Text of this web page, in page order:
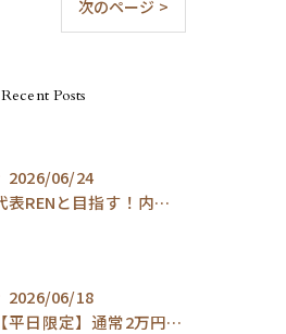
次のページ >
Recent Posts
2026/06/24
代表RENと目指す！内臓ケア×ウォーキングで叶える「疲れ知らずの健康体」
2026/06/18
【平日限定】通常2万円→1.5万円！整体×内臓ケアで代謝UP・体質改善コース